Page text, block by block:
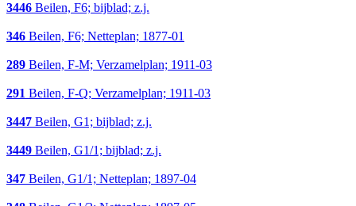
3446 Beilen, F6; bijblad; z.j.
346 Beilen, F6; Netteplan; 1877-01
289 Beilen, F-M; Verzamelplan; 1911-03
291 Beilen, F-Q; Verzamelplan; 1911-03
3447 Beilen, G1; bijblad; z.j.
3449 Beilen, G1/1; bijblad; z.j.
347 Beilen, G1/1; Netteplan; 1897-04